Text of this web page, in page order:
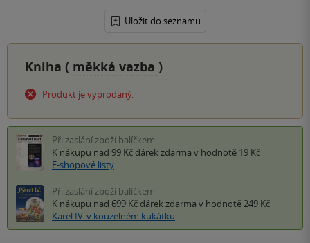
Uložit do seznamu
Kniha ( měkká vazba )
Produkt je vyprodaný.
Při zaslání zboží balíčkem
K nákupu nad 99 Kč dárek zdarma v hodnotě 19 Kč
E-shopové listy
Při zaslání zboží balíčkem
K nákupu nad 699 Kč dárek zdarma v hodnotě 249 Kč
Karel IV. v kouzelném kukátku